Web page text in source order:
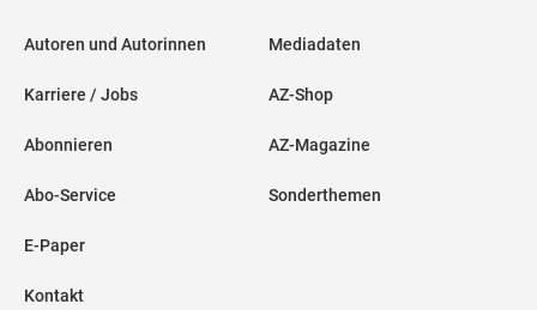
Autoren und Autorinnen
Karriere / Jobs
Abonnieren
Abo-Service
E-Paper
Kontakt
Mediadaten
AZ-Shop
AZ-Magazine
Sonderthemen